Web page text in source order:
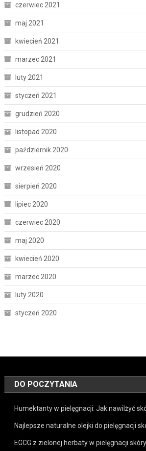
czerwiec 2021
maj 2021
kwiecień 2021
marzec 2021
luty 2021
styczeń 2021
grudzień 2020
listopad 2020
październik 2020
wrzesień 2020
sierpień 2020
lipiec 2020
czerwiec 2020
maj 2020
kwiecień 2020
marzec 2020
luty 2020
styczeń 2020
DO POCZYTANIA
Humektanty w pielęgnacji: Jak nawilżyć
Najlepsze naturalne olejki do pielęgnacji
EGCG z zielonej herbaty w pielęgnacji